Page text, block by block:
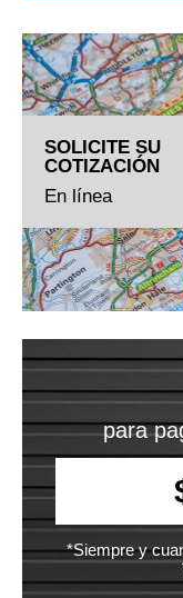
SOLICITE SU
COTIZACIÓN
En línea
para
*Siempre y